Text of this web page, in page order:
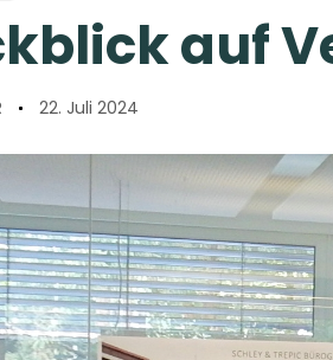
auf
22. Juli 2024